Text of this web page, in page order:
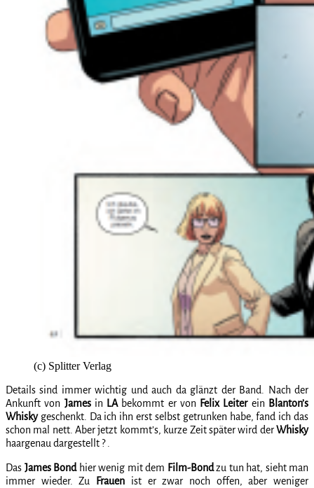
(c) Splitter Verlag
Details sind immer wichtig und auch da glänzt der Band. Nach der
Ankunft von James inLA bekommt er von Felix Leiterein Blanton’s
Whiskygeschenkt. Da ich ihn erst selbst getrunken habe, fand ich das
schon mal nett. Aber jetzt kommt’s, kurze Zeit später wird derWhisky
haargenau dargestellt ? .
Das James Bondhier wenig mit dem Film-Bondzu tun hat, sieht man
immer wieder. Zu
Frauen ist er zwar noch offen, aber weniger